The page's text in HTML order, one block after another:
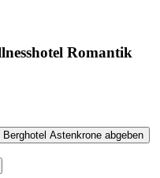
Romantik
Astenkrone abgeben